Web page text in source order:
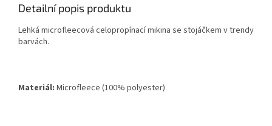
Detailní popis produktu
Lehká microfleecová celopropínací mikina se stojáčkem v trendy
barvách.
Materiál: Microfleece (100% polyester)